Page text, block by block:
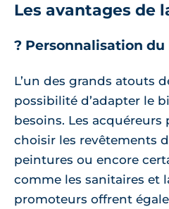
Les avantages de
? Personnalisation
L’un des grands atouts
possibilité d’adapter le
besoins. Les
choisir les revêtements
peintures ou encore
comme les sanitaires et
promoteurs offrent